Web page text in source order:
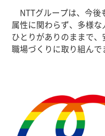
NTTグループは、今
属性に関わらず、多様
ひとりがありのままで
職場づくりに取り組んで